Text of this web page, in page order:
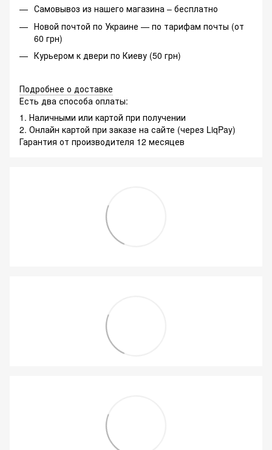
Самовывоз из нашего магазина – бесплатно
Новой почтой по Украине — по тарифам почты (от
60 грн)
Курьером к двери по Киеву (50 грн)
Подробнее о доставке
Есть два способа оплаты:
1. Наличными или картой при получении
2. Онлайн картой при заказе на сайте (через LiqPay)
Гарантия от производителя 12 месяцев